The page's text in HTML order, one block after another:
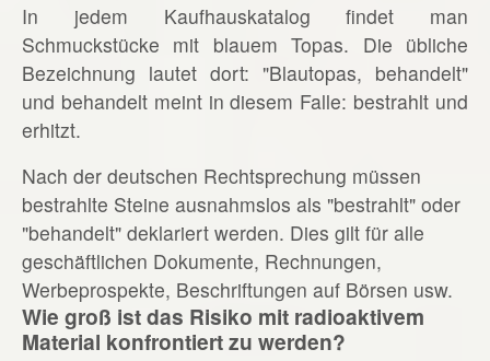
In jedem Kaufhauskatalog findet man
Schmuckstücke mit blauem Topas. Die übliche
Bezeichnung lautet dort: "Blautopas, behandelt"
und behandelt meint in diesem Falle: bestrahlt und
erhitzt.
Nach der deutschen Rechtsprechung müssen
bestrahlte Steine ausnahmslos als "bestrahlt" oder
"behandelt" deklariert werden. Dies gilt für alle
geschäftlichen Dokumente, Rechnungen,
Werbeprospekte, Beschriftungen auf Börsen usw.
Wie groß ist das Risiko mit radioaktivem
Material konfrontiert zu werden?